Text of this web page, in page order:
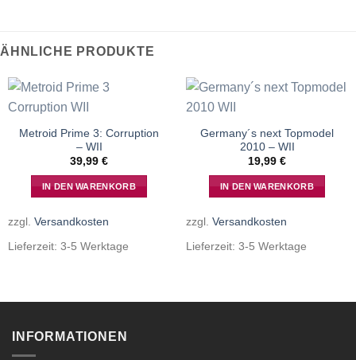
ÄHNLICHE PRODUKTE
Metroid Prime 3: Corruption
– WII
39,99 €
IN DEN WARENKORB
zzgl. Versandkosten
Lieferzeit: 3-5 Werktage
Germany´s next Topmodel
2010 – WII
19,99 €
IN DEN WARENKORB
zzgl. Versandkosten
Lieferzeit: 3-5 Werktage
INFORMATIONEN